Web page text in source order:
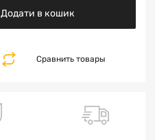
Додати в кошик
Сравнить товары